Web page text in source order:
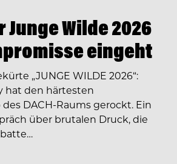
Junge Wilde 2026
eingeht
„JUNGE WILDE 2026“:
hat den härtesten
DACH-Raums gerockt. Ein
über brutalen Druck, die